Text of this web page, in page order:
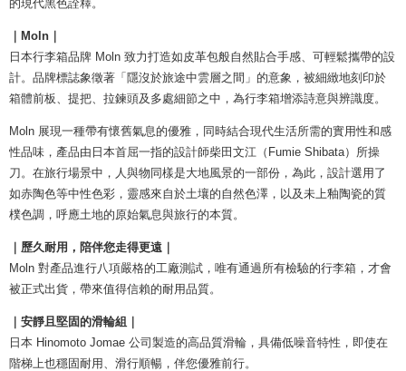
的現代黑色詮釋。
｜Moln｜
日本行李箱品牌 Moln 致力打造如皮革包般自然貼合手感、可輕鬆攜帶的設
計。品牌標誌象徵著「隱沒於旅途中雲層之間」的意象，被細緻地刻印於
箱體前板、提把、拉鍊頭及多處細節之中，為行李箱增添詩意與辨識度。
Moln 展現一種帶有懷舊氣息的優雅，同時結合現代生活所需的實用性和感
性品味，產品由日本首屈一指的設計師柴田文江（Fumie Shibata）所操
刀。在旅行場景中，人與物同樣是大地風景的一部份，為此，設計選用了
如赤陶色等中性色彩，靈感來自於土壤的自然色澤，以及未上釉陶瓷的質
樸色調，呼應土地的原始氣息與旅行的本質。
｜歷久耐用，陪伴您走得更遠｜
Moln 對產品進行八項嚴格的工廠測試，唯有通過所有檢驗的行李箱，才會
被正式出貨，帶來值得信賴的耐用品質。
｜安靜且堅固的滑輪組｜
日本 Hinomoto Jomae 公司製造的高品質滑輪，具備低噪音特性，即使在
階梯上也穩固耐用、滑行順暢，伴您優雅前行。